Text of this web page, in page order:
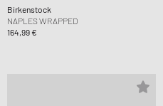
Birkenstock
NAPLES WRAPPED
164,99 €